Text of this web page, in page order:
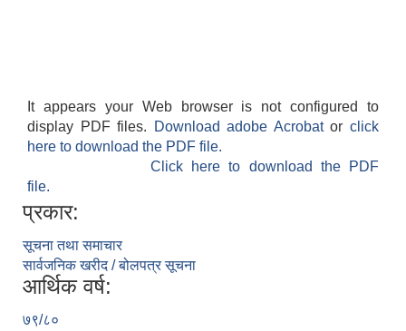
It appears your Web browser is not configured to
display PDF files.
Download adobe Acrobatorclick
here to download the PDF file.
Click here to download the PDF
file.
प्रकार:
सूचना तथा समाचार
सार्वजनिक खरीद / बोलपत्र सूचना
आर्थिक वर्ष:
७९/८०